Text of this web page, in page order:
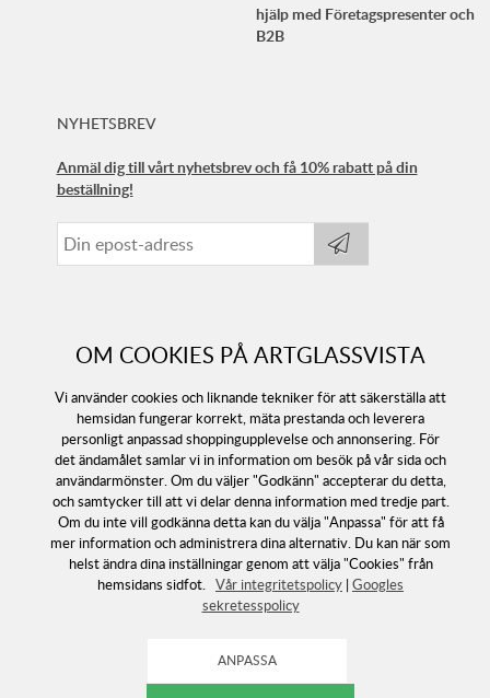
OM COOKIES PÅ ARTGLASSVISTA
Vi använder cookies och liknande tekniker för att säkerställa att
hemsidan fungerar korrekt, mäta prestanda och leverera
personligt anpassad shoppingupplevelse och annonsering. För
det ändamålet samlar vi in information om besök på vår sida och
användarmönster. Om du väljer "Godkänn" accepterar du detta,
och samtycker till att vi delar denna information med tredje part.
Om du inte vill godkänna detta kan du välja "Anpassa" för att få
mer information och administrera dina alternativ. Du kan när som
helst ändra dina inställningar genom att välja "Cookies" från
hemsidans sidfot. Vår integritetspolicy | Googles
sekretesspolicy
hjälp med Företagspresenter och
B2B
NYHETSBREV
Anmäl dig till vårt nyhetsbrev och få 10% rabatt på din
beställning!
Följ oss